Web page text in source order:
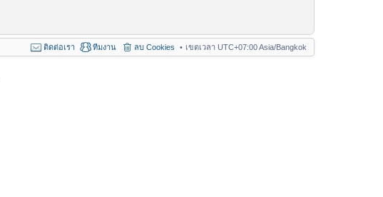
เขตเวลา UTC+07:00 Asia/Bangkok
ลบ Cookies
ทีมงาน
ติดต่อเรา